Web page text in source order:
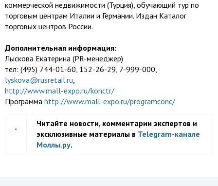
коммерческой недвижимости (Турция), обучающий тур по
торговым центрам Италии и Германии. Издан Каталог
торговых центров России.
Дополнительная информация:
Лыскова Екатерина (PR-менеджер)
тел: (495) 744-01-60, 152-26-29, 7-999-000,
lyskova@rusretail.ru,
http://www.mall-expo.ru/konctr/
Программа http://www.mall-expo.ru/programconc/
Читайте новости, комментарии экспертов и
эксклюзивные материалы в Telegram-канале
Моллы.ру.